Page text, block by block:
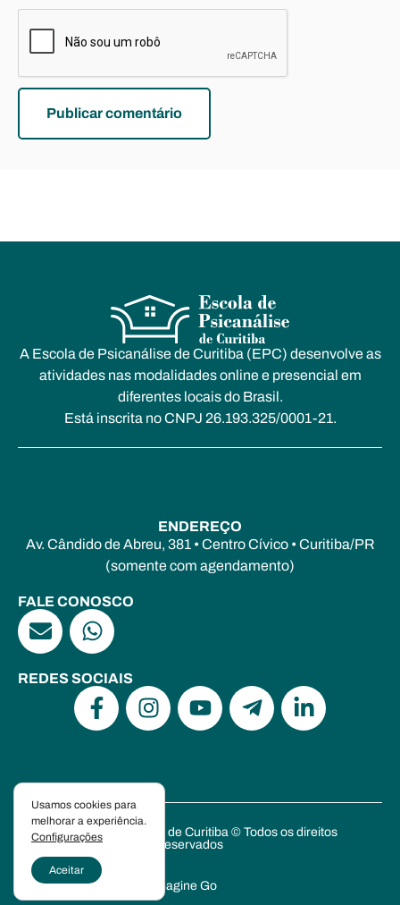
A Escola de Psicanálise de Curitiba (EPC) desenvolve as
atividades nas modalidades online e presencial em
diferentes locais do Brasil.
Está inscrita no CNPJ 26.193.325/0001-21.
ENDEREÇO
Av. Cândido de Abreu, 381 • Centro Cívico • Curitiba/PR
(somente com agendamento)
FALE CONOSCO
REDES SOCIAIS
Escola de Psicanálise de Curitiba © Todos os direitos
reservados
Política de Privacidade
Criado por Hourglass e
Imagine Go
Usamos cookies para
melhorar a experiência.
Configurações
Aceitar